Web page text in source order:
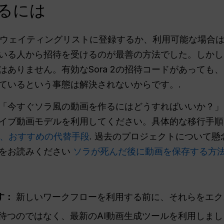
には
ェイティングリストに登録するか、利用可能な場合
る人から招待を受けるのが最善の方法でした。しか
ありません。有効なSora 2の招待コードがあっても
いるという事態は解決されないからです。.
今すぐソラ風の動画を作るにはどうすればいいか？
ブ動画モデルを利用してください。具体的な移行手
おすすめの代替手段. 過去のプロジェクトについて
お読みください ソラが死んだ後に動画を保存する方
新しいワークフローを利用する前に、それらをエ
つのではなく、最新のAI動画生成ツールを利用しま